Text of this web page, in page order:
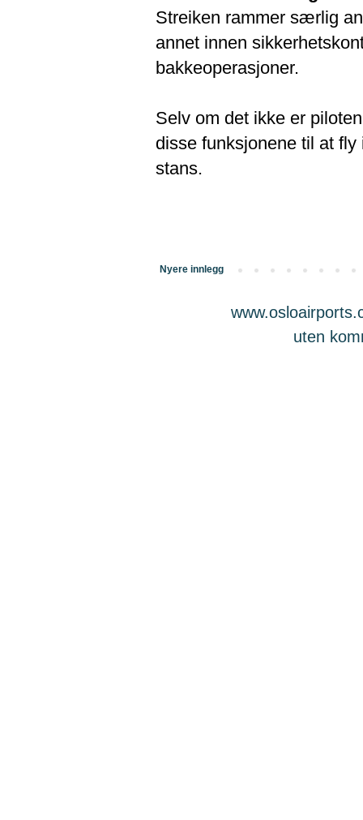
Streiken rammer særlig
annet innen
bakkeoperasjoner.
Selv om det ikke er
disse funksjonene til at
stans.
Nyere innlegg
uten